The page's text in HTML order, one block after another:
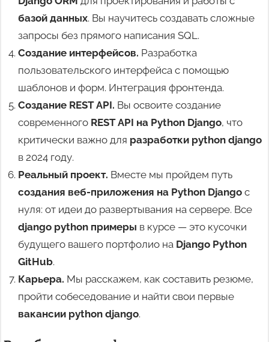
базой данных. Вы научитесь создавать сложные
запросы без прямого написания SQL.
Создание интерфейсов. Разработка
пользовательского интерфейса с помощью
шаблонов и форм. Интеграция фронтенда.
Создание REST API. Вы освоите создание
современного REST API на Python Django, что
критически важно для разработки python django
в 2024 году.
Реальный проект. Вместе мы пройдем путь
создания веб-приложения на Python Django с
нуля: от идеи до развертывания на сервере. Все
django python примеры в курсе — это кусочки
будущего вашего портфолио на Django Python
GitHub.
Карьера. Мы расскажем, как составить резюме,
пройти собеседование и найти свои первые
вакансии python django.